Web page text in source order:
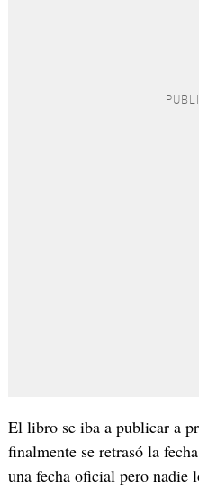
El libro se iba a publicar a
finalmente se retrasó la
una fecha oficial pero nadie